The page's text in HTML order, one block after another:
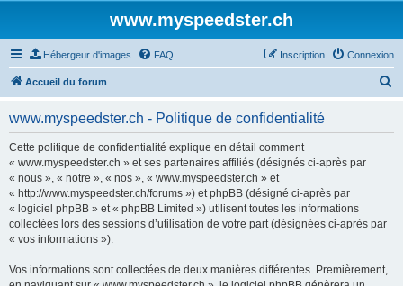
www.myspeedster.ch
Hébergeur d'images FAQ Connexion
Inscription
Accueil du forum
www.myspeedster.ch - Politique de confidentialité
Cette politique de confidentialité explique en détail comment
« www.myspeedster.ch » et ses partenaires affiliés (désignés ci-après par
« nous », « notre », « nos », « www.myspeedster.ch » et
« http://www.myspeedster.ch/forums ») et phpBB (désigné ci-après par
« logiciel phpBB » et « phpBB Limited ») utilisent toutes les informations
collectées lors des sessions d’utilisation de votre part (désignées ci-après par
« vos informations »).
Vos informations sont collectées de deux manières différentes. Premièrement,